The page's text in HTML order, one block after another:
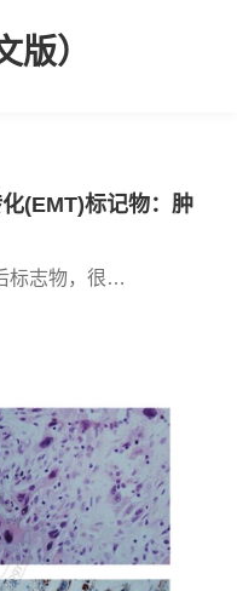
版）
(EMT)标记物：肿
标志物，很…